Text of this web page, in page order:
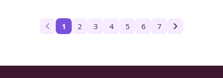
1 2 3 4 5 6 7